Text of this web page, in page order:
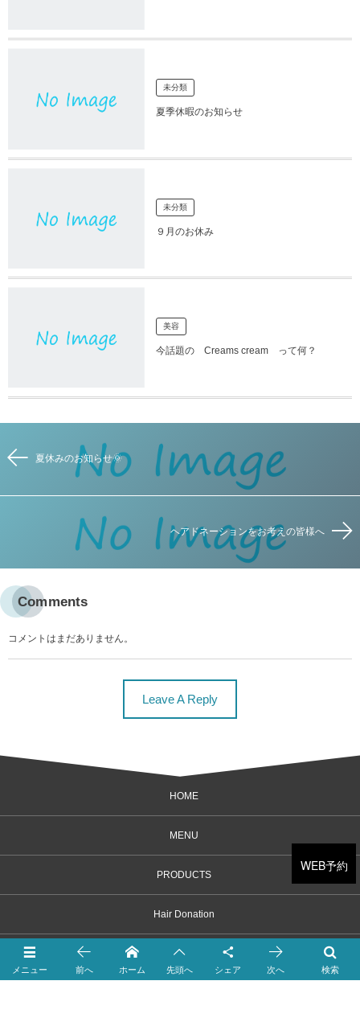
未分類
夏季休暇のお知らせ
未分類
９月のお休み
美容
今話題の Creams cream って何？
夏休みのお知らせ🌞
ヘアドネーションをお考えの皆様へ
Comments
コメントはまだありません。
Leave A Reply
WEB予約
HOME
MENU
PRODUCTS
Hair Donation
MASTER V3
検索
メニュー 前へ ホーム 先頭へ シェア 次へ